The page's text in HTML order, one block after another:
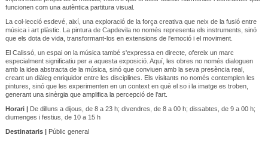
funcionen com una autèntica partitura visual.
La col·lecció esdevé, així, una exploració de la força creativa que neix de la fusió entre
música i art plàstic. La pintura de Capdevila no només representa els instruments, sinó
que els dota de vida, transformant-los en extensions de l'emoció i el moviment.
El Calissó, un espai on la música també s'expressa en directe, ofereix un marc
especialment significatiu per a aquesta exposició. Aquí, les obres no només dialoguen
amb la idea abstracta de la música, sinó que conviuen amb la seva presència real,
creant un diàleg enriquidor entre les disciplines. Els visitants no només contemplen les
pintures, sinó que les experimenten en un context en què el so i la imatge es troben,
generant una sinèrgia que amplifica la percepció de l'art.
Horari |De dilluns a dijous, de 8 a 23 h; divendres, de 8 a 00 h; dissabtes, de 9 a 00 h;
diumenges i festius, de 10 a 15 h
Destinataris |Públic general